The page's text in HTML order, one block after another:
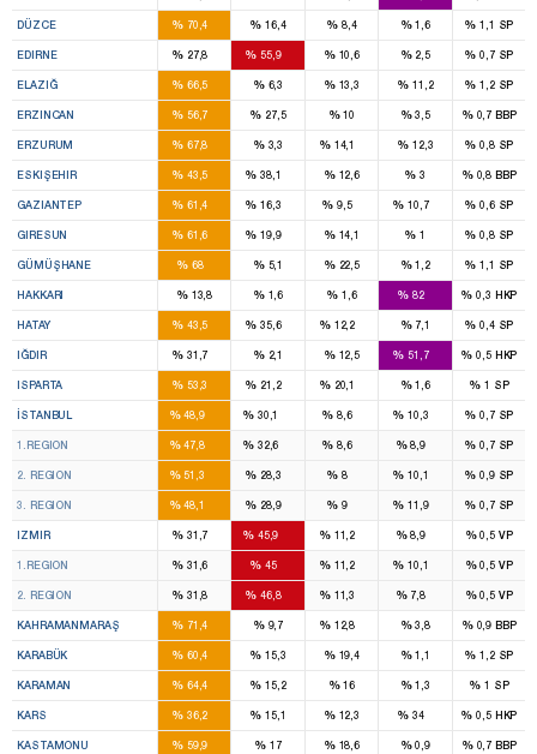
DÜZCE %70,4 % 16,4 % 8,4 %1,6 % 1,1 SP
EDIRNE %27,8 % 55,9 %10,6 %2,5 % 0,7 SP
ELAZIĞ %66,5 %6,3 %13,3 % 11,2 % 1,2 SP
ERZINCAN %56,7 % 27,5 %10 %3,5 %0,7BBP
ERZURUM %67,8 %3,3 %14,1 % 12,3 % 0,8 SP
ESKIŞEHIR %43,5 % 38,1 %12,6 % 3 %0,8BBP
GAZIANTEP %61,4 % 16,3 % 9,5 % 10,7 % 0,6 SP
GIRESUN %61,6 % 19,9 %14,1 % 1 % 0,8 SP
GÜMÜŞHANE %68 %5,1 %22,5 %1,2 % 1,1 SP
HAKKARI %13,8 %1,6 % 1,6 % 82 % 0,3 HKP
HATAY %43,5 % 35,6 %12,2 %7,1 % 0,4 SP
IĞDIR %31,7 %2,1 %12,5 % 51,7 % 0,5 HKP
ISPARTA %53,3 % 21,2 %20,1 %1,6 %1 SP
İSTANBUL %48,9 %30,1 % 8,6 % 10,3 % 0,7 SP
1.REGION %47,8 %32,6 % 8,6 %8,9 % 0,7 SP
2. REGION %51,3 % 28,3 % 8 % 10,1 % 0,9 SP
3. REGION %48,1 % 28,9 % 9 % 11,9 % 0,7 SP
IZMIR %31,7 %45,9 %11,2 %8,9 %0,5VP
1.REGION %31,6 % 45 %11,2 % 10,1 %0,5VP
2. REGION %31,8 % 46,8 %11,3 %7,8 %0,5VP
KAHRAMANMARAŞ %71,4 %9,7 %12,8 %3,8 %0,9BBP
KARABÜK %60,4 % 15,3 %19,4 %1,1 % 1,2 SP
KARAMAN %64,4 % 15,2 %16 %1,3 %1 SP
KARS %36,2 % 15,1 %12,3 % 34 % 0,5 HKP
KASTAMONU %59,9 % 17 %18,6 %0,9 %0,7BBP